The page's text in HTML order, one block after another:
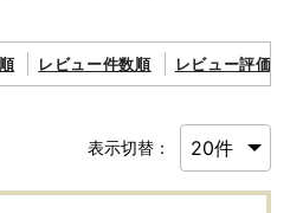
レビュー件数順 レビュー評価順
表示切替：